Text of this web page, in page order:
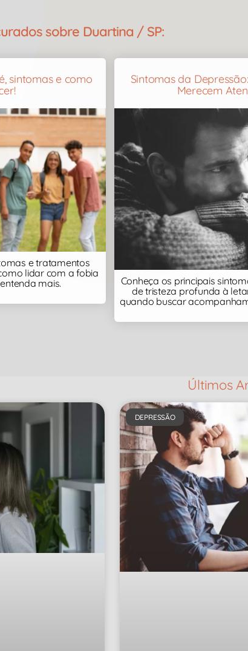
sobre Duartina / SP:
sintomas e como
e tratamentos
lidar com a fobia
mais.
Sintomas da
Merecem
Conheça os principais
de tristeza profunda à
quando buscar
Últimos
DEPRESSÃO